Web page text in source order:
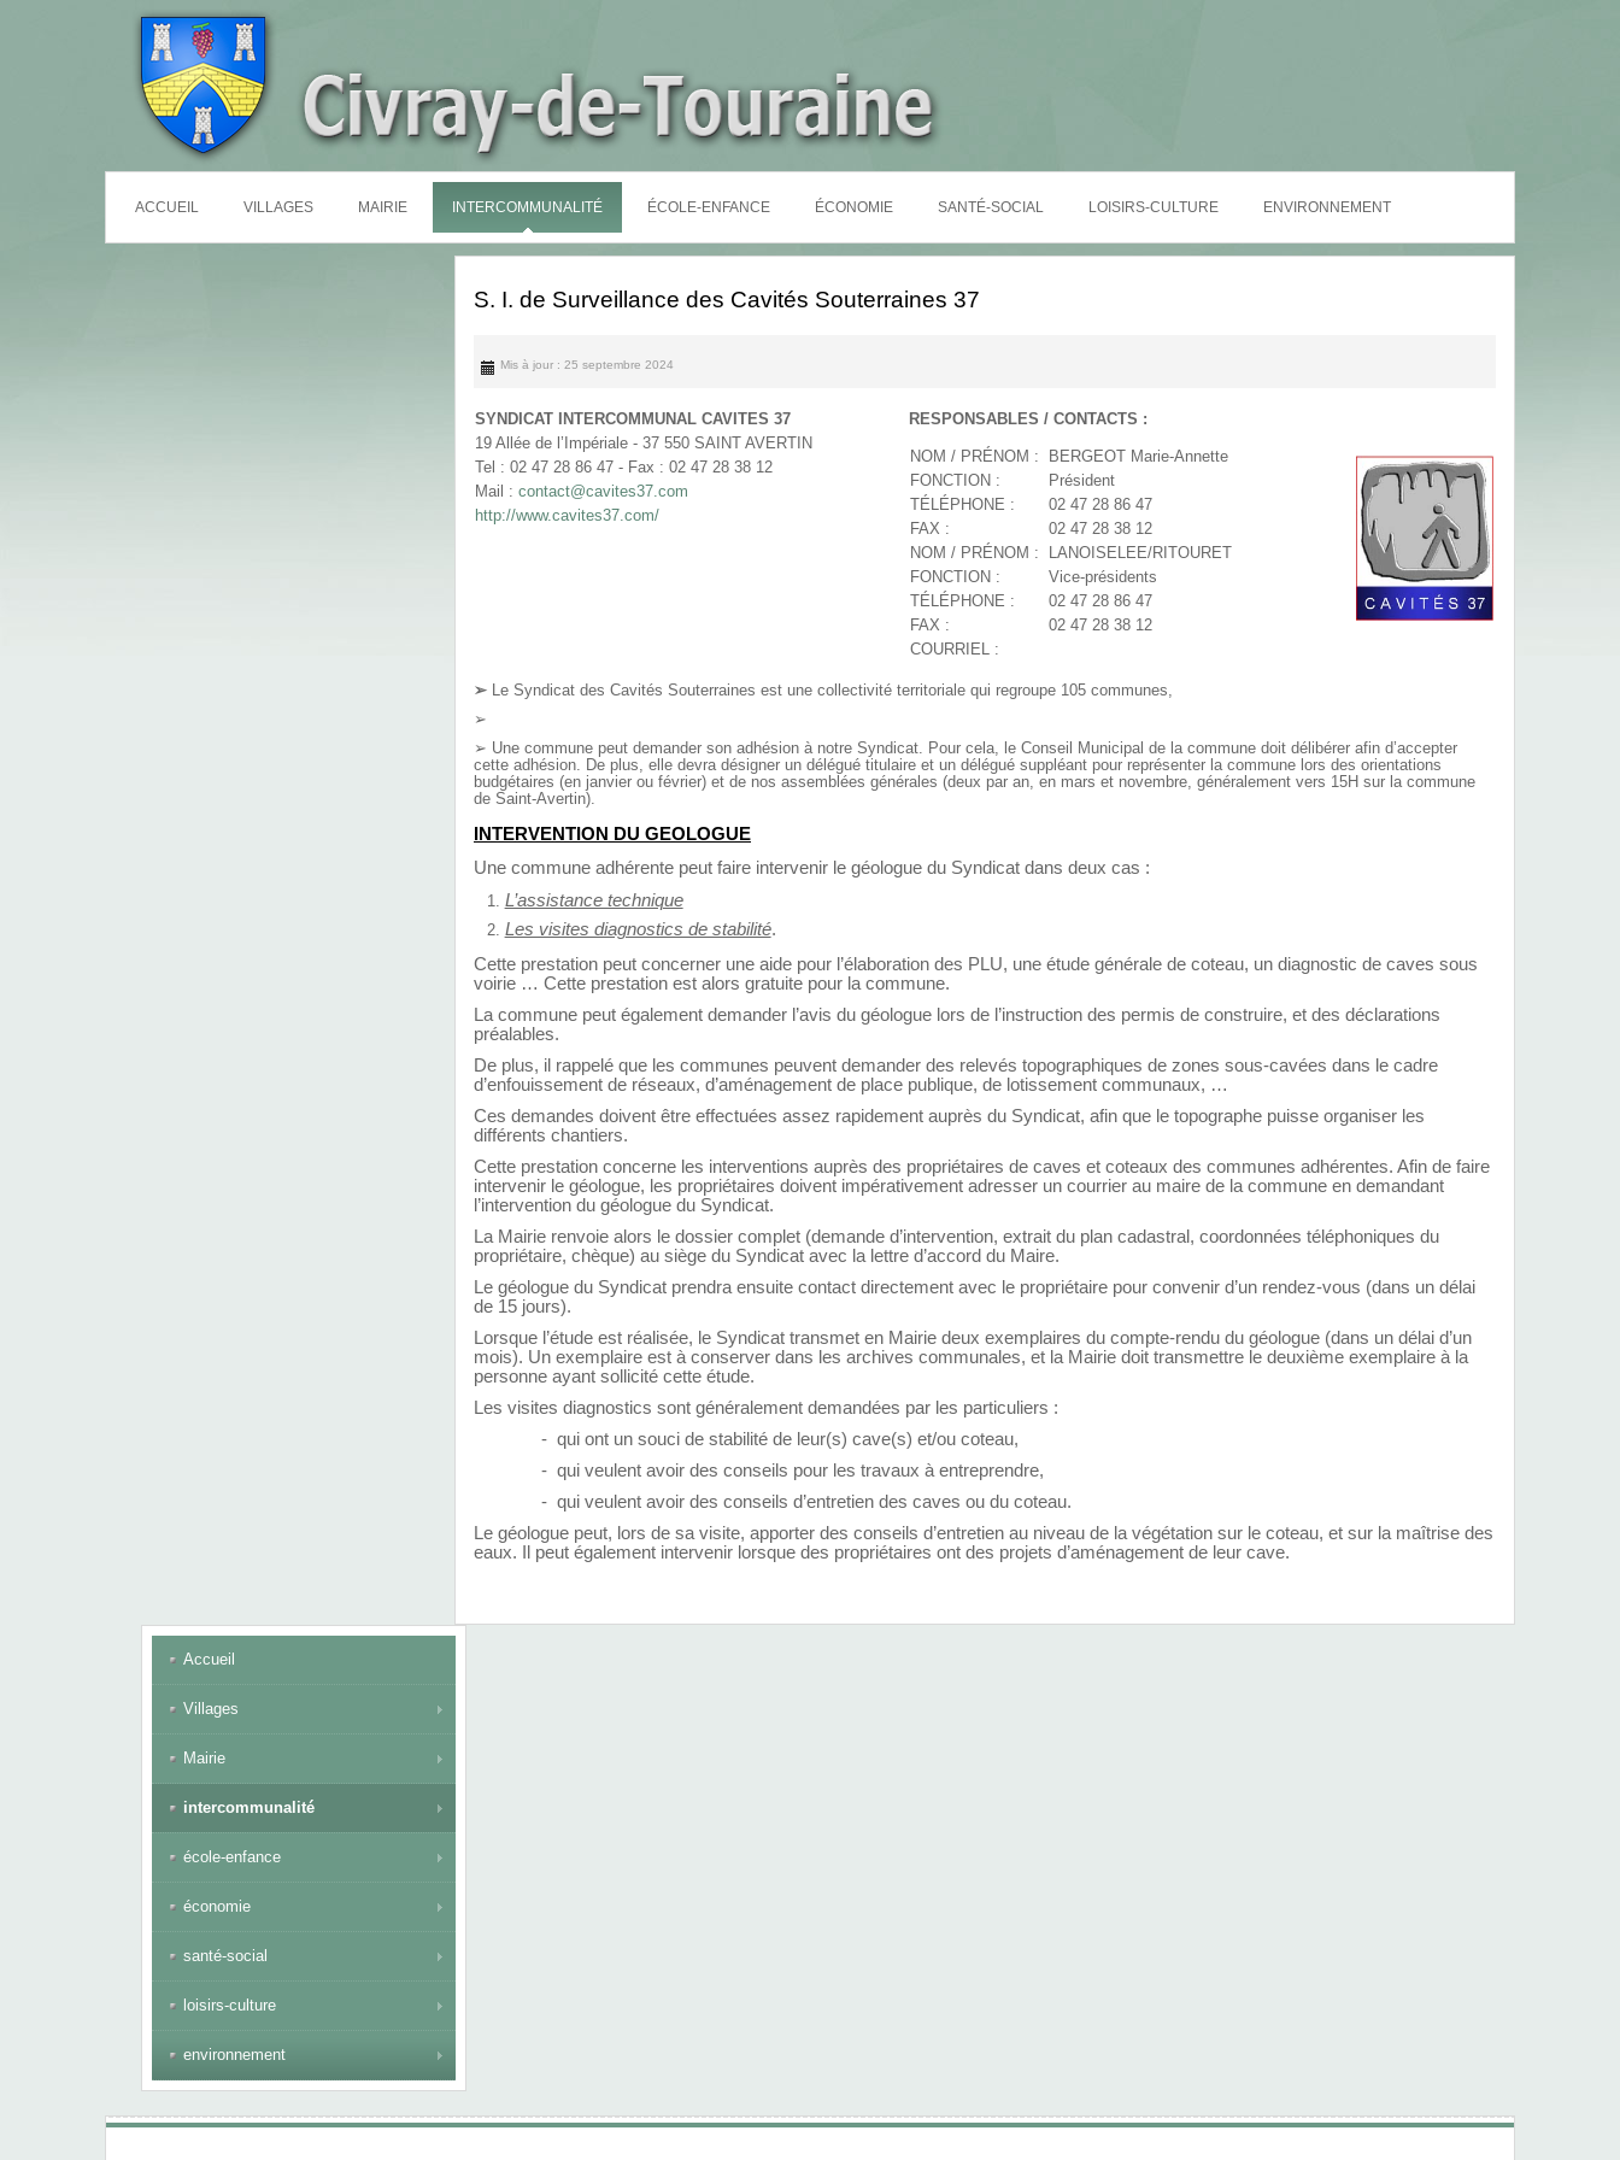
ACCUEIL VILLAGES MAIRIE INTERCOMMUNALITÉ ÉCOLE-ENFANCE ÉCONOMIE SANTÉ-SOCIAL LOISIRS-CULTURE ENVIRONNEMENT
S. I. de Surveillance des Cavités Souterraines 37
Mis à jour : 25 septembre 2024
SYNDICAT INTERCOMMUNAL CAVITES 37
19 Allée de l’Impériale - 37 550 SAINT AVERTIN
Tel : 02 47 28 86 47 - Fax : 02 47 28 38 12
Mail : contact@cavites37.com
http://www.cavites37.com/
RESPONSABLES / CONTACTS :
NOM / PRÉNOM :
FONCTION :
TÉLÉPHONE :
FAX :
NOM / PRÉNOM :
FONCTION :
TÉLÉPHONE :
FAX :
COURRIEL :
BERGEOT Marie-Annette
Président
02 47 28 86 47
02 47 28 38 12
LANOISELEE/RITOURET
Vice-présidents
02 47 28 86 47
02 47 28 38 12
➢ Le Syndicat des Cavités Souterraines est une collectivité territoriale qui regroupe 105 communes,
➢
➢ Une commune peut demander son adhésion à notre Syndicat. Pour cela, le Conseil Municipal de la commune doit délibérer afin d’accepter
cette adhésion. De plus, elle devra désigner un délégué titulaire et un délégué suppléant pour représenter la commune lors des orientations
budgétaires (en janvier ou février) et de nos assemblées générales (deux par an, en mars et novembre, généralement vers 15H sur la commune
de Saint-Avertin).
INTERVENTION DU GEOLOGUE
Une commune adhérente peut faire intervenir le géologue du Syndicat dans deux cas :
L’assistance technique
Les visites diagnostics de stabilité.
Cette prestation peut concerner une aide pour l’élaboration des PLU, une étude générale de coteau, un diagnostic de caves sous
voirie … Cette prestation est alors gratuite pour la commune.
La commune peut également demander l’avis du géologue lors de l’instruction des permis de construire, et des déclarations
préalables.
De plus, il rappelé que les communes peuvent demander des relevés topographiques de zones sous-cavées dans le cadre
d’enfouissement de réseaux, d’aménagement de place publique, de lotissement communaux, …
Ces demandes doivent être effectuées assez rapidement auprès du Syndicat, afin que le topographe puisse organiser les
différents chantiers.
Cette prestation concerne les interventions auprès des propriétaires de caves et coteaux des communes adhérentes. Afin de faire
intervenir le géologue, les propriétaires doivent impérativement adresser un courrier au maire de la commune en demandant
l’intervention du géologue du Syndicat.
La Mairie renvoie alors le dossier complet (demande d’intervention, extrait du plan cadastral, coordonnées téléphoniques du
propriétaire, chèque) au siège du Syndicat avec la lettre d’accord du Maire.
Le géologue du Syndicat prendra ensuite contact directement avec le propriétaire pour convenir d’un rendez-vous (dans un délai
de 15 jours).
Lorsque l’étude est réalisée, le Syndicat transmet en Mairie deux exemplaires du compte-rendu du géologue (dans un délai d’un
mois). Un exemplaire est à conserver dans les archives communales, et la Mairie doit transmettre le deuxième exemplaire à la
personne ayant sollicité cette étude.
Les visites diagnostics sont généralement demandées par les particuliers :
- qui ont un souci de stabilité de leur(s) cave(s) et/ou coteau,
- qui veulent avoir des conseils pour les travaux à entreprendre,
- qui veulent avoir des conseils d’entretien des caves ou du coteau.
Le géologue peut, lors de sa visite, apporter des conseils d’entretien au niveau de la végétation sur le coteau, et sur la maîtrise des
eaux. Il peut également intervenir lorsque des propriétaires ont des projets d’aménagement de leur cave.
Accueil
Villages
Mairie
intercommunalité
école-enfance
économie
santé-social
loisirs-culture
environnement